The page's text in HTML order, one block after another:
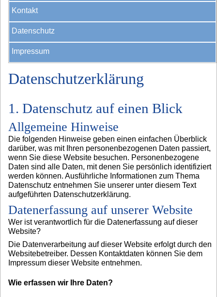
Kontakt
Datenschutz
Impressum
Datenschutzerklärung
1. Datenschutz auf einen Blick
Allgemeine Hinweise
Die folgenden Hinweise geben einen einfachen Überblick
darüber, was mit Ihren personenbezogenen Daten passiert,
wenn Sie diese Website besuchen. Personenbezogene
Daten sind alle Daten, mit denen Sie persönlich identifiziert
werden können. Ausführliche Informationen zum Thema
Datenschutz entnehmen Sie unserer unter diesem Text
aufgeführten Datenschutzerklärung.
Datenerfassung auf unserer Website
Wer ist verantwortlich für die Datenerfassung auf dieser
Website?
Die Datenverarbeitung auf dieser Website erfolgt durch den
Websitebetreiber. Dessen Kontaktdaten können Sie dem
Impressum dieser Website entnehmen.
Wie erfassen wir Ihre Daten?